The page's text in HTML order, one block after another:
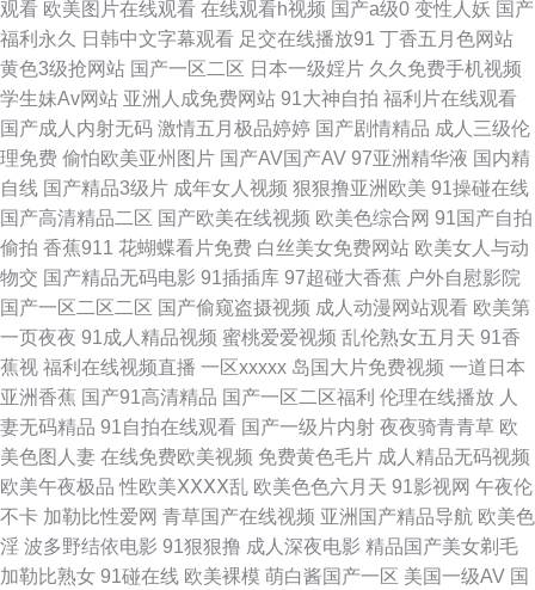
一二三区 欧美另类操遵 日韩成人网免费 91成人在线 成人免费观看大全 欧美
色日韩 日韩A级电影 俺去的综合网站 韩国福利在线 蜜桃视频福利 日本黄色
影视步 超碰伊人网 日本美女视频 www九九热cn 国产情侣啪啪啪 丝袜AV影
院 福利嫂av导航 久草福利在线观看 91精品视频免费 肏屄资源站 豆花午夜
欧美性感AA视频 激情综合五 深夜福利院引导站 91视频网站入口 第一福利论
坛影院 国产在线9191 久草黄色剧场 色图dd 91成人软件 91蜜桃破 国产理伦
精品人妻密屁91 欧美TV成人在线 天天干人人乐 亚洲导航 福利社午夜福利
国精品123 久草成人网 日韩三级片免费看 五月天亚州色图 91丝足日韩在线
99爱网页版 久久私色房免费 欧美精品系列 视频网站18污 午夜福利电影图片
99瑟瑟鲁 成人香蕉av 韩国三级av 欧美肏屄精品区别 青娱乐自拍 天美传媒A
观看 欧美图片在线观看 在线观看h视频 国产a级0 变性人妖 国产
福利永久
日韩中文字幕观看 足交在线播放91 丁香五月色网站
黄色3级抢网站 国产一区二区 日本一级婬片 久久免费手机视频
学生妹Av网站 亚洲人成免费网站 91大神自拍 福利片在线观看
国产成人内射无码 激情五月极品婷婷 国产剧情精品 成人三级伦
理免费 偷怕欧美亚州图片 国产AV国产AV 97亚洲精华液 国内精
自线 国产精品3级片 成年女人视频 狠狠撸亚洲欧美 91操碰在线
国产高清精品二区 国产欧美在线视频 欧美色综合网 91国产自拍
偷拍 香蕉911 花蝴蝶看片免费 白丝美女免费网站 欧美女人与动
物交 国产精品无码电影 91插插库 97超碰大香蕉 户外自慰影院
国产一区二区二区 国产偷窥盗摄视频 成人动漫网站观看 欧美第
一页夜夜 91成人精品视频 蜜桃爱爱视频 乱伦熟女五月天 91香
蕉视 福利在线视频直播 一区xxxxx 岛国大片免费视频 一道日本
亚洲香蕉 国产91高清精品 国产一区二区福利 伦理在线播放 人
妻无码精品 91自拍在线观看 国产一级片内射 夜夜骑青青草 欧
美色图人妻 在线免费欧美视频 免费黄色毛片 成人精品无码视频
欧美午夜极品 性欧美ⅩⅩⅩⅩ乱 欧美色色六月天 91影视网 午夜伦
不卡 加勒比性爱网 青草国产在线视频 亚洲国产精品导航 欧美色
淫 波多野结依电影 91狠狠撸 成人深夜电影 精品国产美女剃毛
加勒比熟女 91碰在线 欧美裸模 萌白酱国产一区 美国一级AV 国